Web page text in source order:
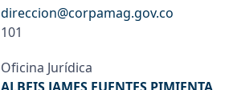
direccion@corpamag.gov.co
101
Oficina Jurídica